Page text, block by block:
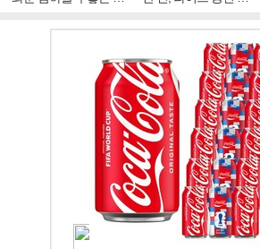
주얼 킹'의 열창
빛나는 독보적 아우라